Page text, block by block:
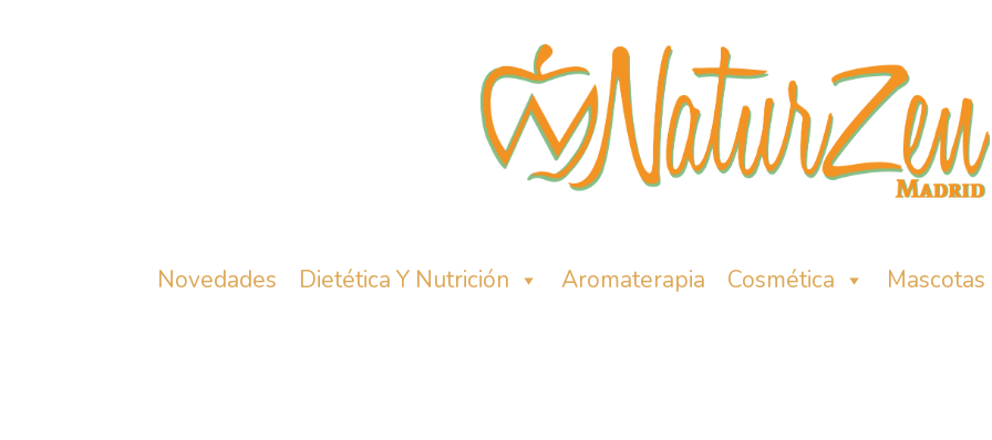
Novedades Dietética Y Nutrición Aromaterapia Cosmética Mascotas